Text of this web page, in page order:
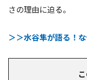
さの理由に迫る。
＞＞水谷隼が語る！